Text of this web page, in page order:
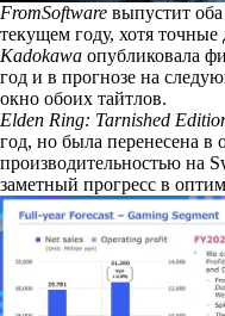
FromSoftware выпустит
текущем году, хотя
Kadokawa опубликовала
год и в прогнозе на
окно обоих тайтлов.
Elden Ring: Tarnished
год, но была перенесена в
производительностью на
заметный прогресс в